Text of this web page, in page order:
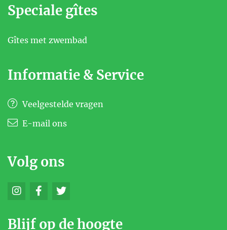
Speciale gîtes
Gîtes met zwembad
Informatie & Service
Veelgestelde vragen
E-mail ons
Volg ons
Blijf op de hoogte